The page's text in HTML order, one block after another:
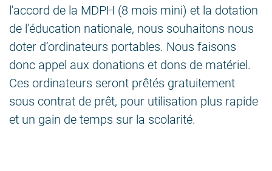
l'accord de la MDPH (8 mois mini) et la dotation
de l’éducation nationale, nous souhaitons nous
doter d’ordinateurs portables. Nous faisons
donc appel aux donations et dons de matériel.
Ces ordinateurs seront prêtés gratuitement
sous contrat de prêt, pour utilisation plus rapide
et un gain de temps sur la scolarité.